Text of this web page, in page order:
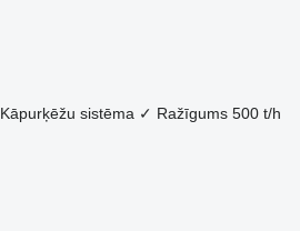
Kāpurķēžu sistēma ✓ Ražīgums 500 t/h